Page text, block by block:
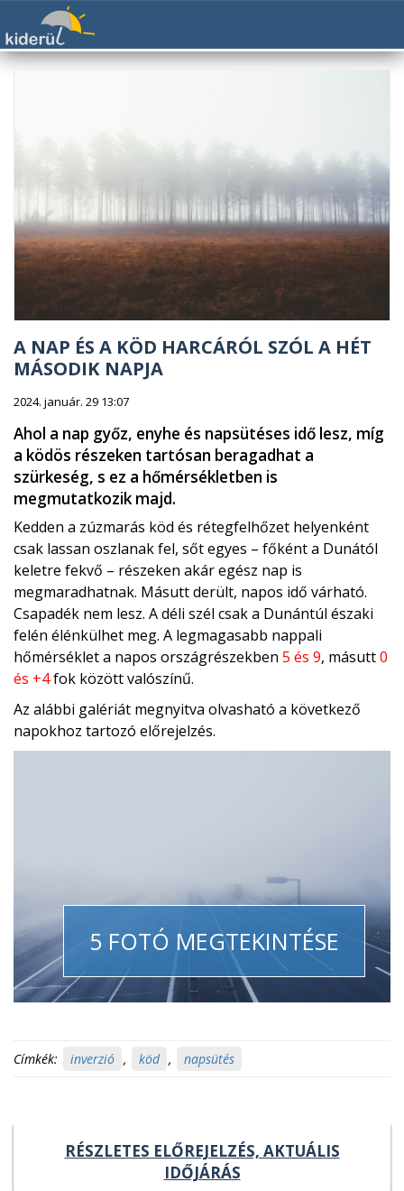
A NAP ÉS A KÖD HARCÁRÓL SZÓL A HÉT
MÁSODIK NAPJA
2024. január. 29 13:07
Ahol a nap győz, enyhe és napsütéses idő lesz, míg
a ködös részeken tartósan beragadhat a
szürkeség, s ez a hőmérsékletben is
megmutatkozik majd.
Kedden a zúzmarás köd és rétegfelhőzet helyenként
csak lassan oszlanak fel, sőt egyes – főként a Dunától
keletre fekvő – részeken akár egész nap is
megmaradhatnak. Másutt derült, napos idő várható.
Csapadék nem lesz. A déli szél csak a Dunántúl északi
felén élénkülhet meg. A legmagasabb nappali
hőmérséklet a napos országrészekben 5 és 9, másutt0
és +4fok között valószínű.
Az alábbi galériát megnyitva olvasható a következő
napokhoz tartozó előrejelzés.
5 FOTÓ MEGTEKINTÉSE
Címkék: inverzió , köd , napsütés
RÉSZLETES ELŐREJELZÉS, AKTUÁLIS
IDŐJÁRÁS